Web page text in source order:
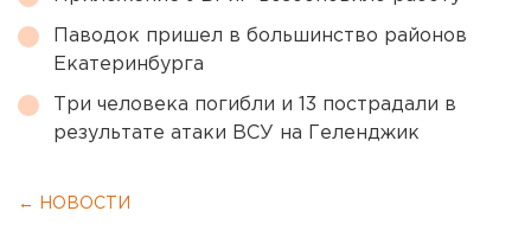
Паводок пришел в большинство районов
Екатеринбурга
Три человека погибли и 13 пострадали в
результате атаки ВСУ на Геленджик
← НОВОСТИ